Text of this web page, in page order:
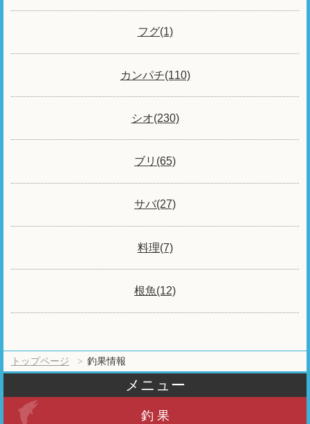
フグ(1)
カンパチ(110)
シオ(230)
ブリ(65)
サバ(27)
料理(7)
根魚(12)
トップページ 釣果情報
メニュー
釣 果